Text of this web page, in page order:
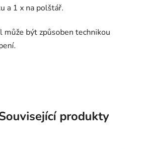
a 1 x na polštář.
může být způsoben technikou
produkty